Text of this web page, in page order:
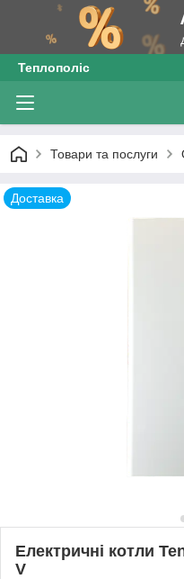
Теплополіс
Товари та послуги
Доставка
Електричні котли
V